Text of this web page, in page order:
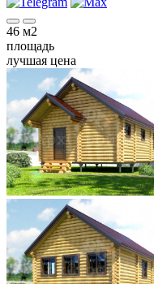
46 м2
площадь
лучшая цена